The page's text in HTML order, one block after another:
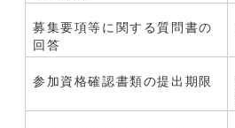
募集要項等に関する質問書の
回答
参加資格確認書類の提出期限